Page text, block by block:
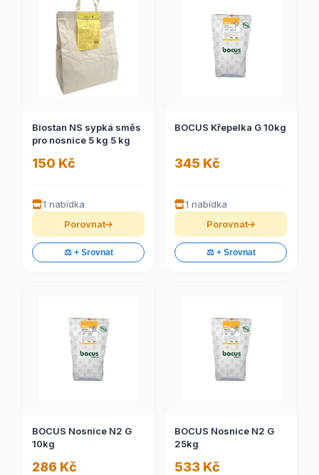
Biostan NS sypká směs
pro nosnice 5 kg 5 kg
150 Kč
1 nabídka
Porovnat
⚖️ + Srovnat
BOCUS Křepelka G 10kg
345 Kč
1 nabídka
Porovnat
⚖️ + Srovnat
BOCUS Nosnice N2 G
10kg
286 Kč
BOCUS Nosnice N2 G
25kg
533 Kč